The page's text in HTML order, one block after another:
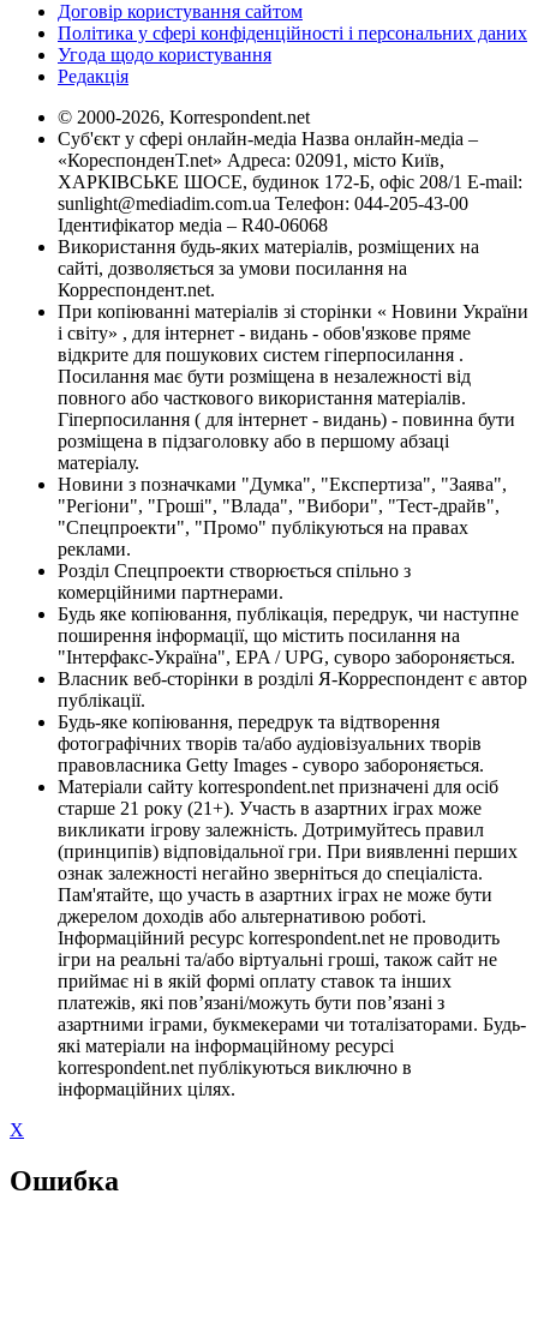
Договір користування сайтом
Політика у сфері конфіденційності і персональних даних
Угода щодо користування
Редакція
© 2000-2026, Korrespondent.net
Суб'єкт у сфері онлайн-медіа Назва онлайн-медіа –
«КореспонденТ.net» Адреса: 02091, місто Київ,
ХАРКІВСЬКЕ ШОСЕ, будинок 172-Б, офіс 208/1 E-mail:
sunlight@mediadim.com.ua Телефон: 044-205-43-00
Ідентифікатор медіа – R40-06068
Використання будь-яких матеріалів, розміщених на
сайті, дозволяється за умови посилання на
Корреспондент.net.
При копіюванні матеріалів зі сторінки « Новини України
і світу» , для інтернет - видань - обов'язкове пряме
відкрите для пошукових систем гіперпосилання .
Посилання має бути розміщена в незалежності від
повного або часткового використання матеріалів.
Гіперпосилання ( для інтернет - видань) - повинна бути
розміщена в підзаголовку або в першому абзаці
матеріалу.
Новини з позначками "Думка", "Експертиза", "Заява",
"Регіони", "Гроші", "Влада", "Вибори", "Тест-драйв",
"Спецпроекти", "Промо" публікуються на правах
реклами.
Розділ Спецпроекти створюється спільно з
комерційними партнерами.
Будь яке копіювання, публікація, передрук, чи наступне
поширення інформації, що містить посилання на
"Інтерфакс-Україна", EPA / UPG, суворо забороняється.
Власник веб-сторінки в розділі Я-Корреспондент є автор
публікації.
Будь-яке копіювання, передрук та відтворення
фотографічних творів та/або аудіовізуальних творів
правовласника Getty Images - суворо забороняється.
Матеріали сайту korrespondent.net призначені для осіб
старше 21 року (21+). Участь в азартних іграх може
викликати ігрову залежність. Дотримуйтесь правил
(принципів) відповідальної гри. При виявленні перших
ознак залежності негайно зверніться до спеціаліста.
Пам'ятайте, що участь в азартних іграх не може бути
джерелом доходів або альтернативою роботі.
Інформаційний ресурс korrespondent.net не проводить
ігри на реальні та/або віртуальні гроші, також сайт не
приймає ні в якій формі оплату ставок та інших
платежів, які пов’язані/можуть бути пов’язані з
азартними іграми, букмекерами чи тоталізаторами. Будь-
які матеріали на інформаційному ресурсі
korrespondent.net публікуються виключно в
інформаційних цілях.
X
Ошибка